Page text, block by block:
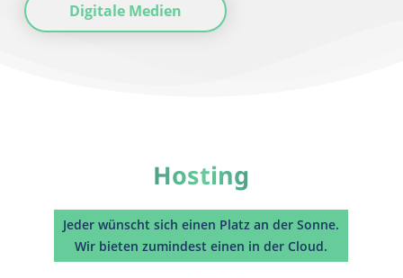
Digitale Medien
Hosting
Jeder wünscht sich einen Platz an der Sonne.
Wir bieten zumindest einen in der Cloud.